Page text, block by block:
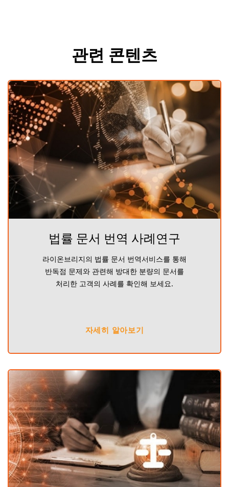
관련 콘텐츠
법률 문서 번역 사례연구
라이온브리지의 법률 문서 번역서비스를 통해
반독점 문제와 관련해 방대한 분량의 문서를
처리한 고객의 사례를 확인해 보세요.
자세히 알아보기